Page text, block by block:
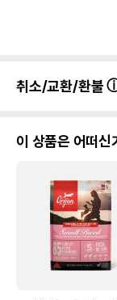
취소/교환/환불
이 상품은 어떠신